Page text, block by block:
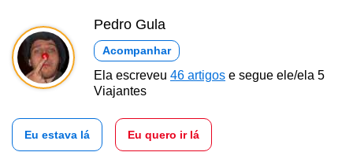
Pedro Gula
Acompanhar
Ela escreveu 46 artigos e segue ele/ela 5
Viajantes
Eu estava lá Eu quero ir lá